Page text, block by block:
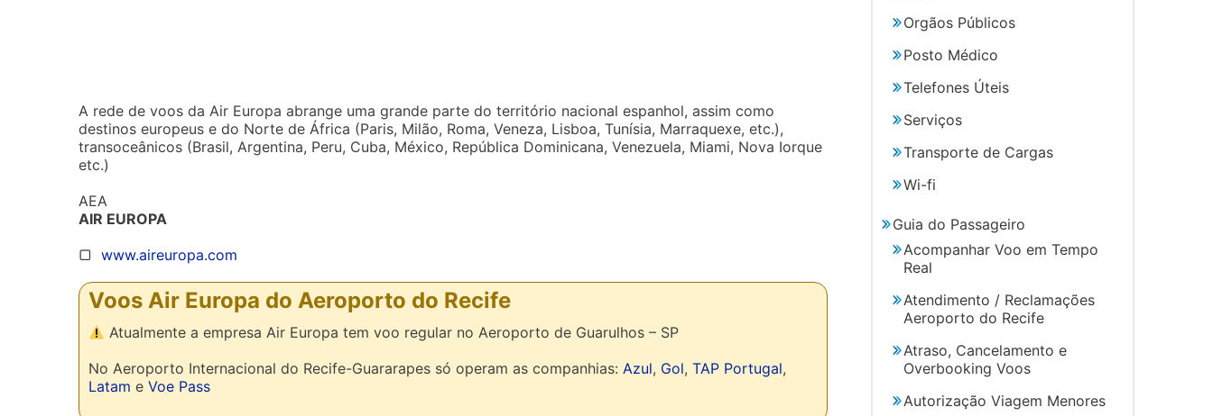
A rede de voos da Air Europa abrange uma grande parte do território nacional espanhol, assim como
destinos europeus e do Norte de África (Paris, Milão, Roma, Veneza, Lisboa, Tunísia, Marraquexe, etc.),
transoceânicos (Brasil, Argentina, Peru, Cuba, México, República Dominicana, Venezuela, Miami, Nova Iorque
etc.)
AEA
AIR EUROPA
▢ www.aireuropa.com
Voos Air Europa do Aeroporto do Recife
Atualmente a empresa Air Europa tem voo regular no Aeroporto de Guarulhos – SP
No Aeroporto Internacional do Recife-Guararapes só operam as companhias: Azul, Gol, TAP Portugal,
Latam e Voe Pass
Orgãos Públicos
Posto Médico
Telefones Úteis
Serviços
Transporte de Cargas
Wi-fi
Guia do Passageiro
Acompanhar Voo em Tempo
Real
Atendimento / Reclamações
Aeroporto do Recife
Atraso, Cancelamento e
Overbooking Voos
Autorização Viagem Menores